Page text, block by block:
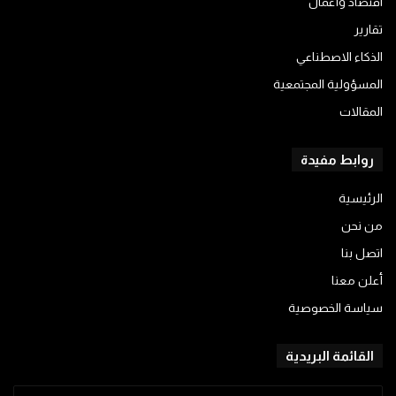
تقارير
الذكاء الاصطناعي
المسؤولية المجتمعية
المقالات
روابط مفيدة
الرئيسية
من نحن
اتصل بنا
أعلن معنا
سياسة الخصوصية
القائمة البريدية